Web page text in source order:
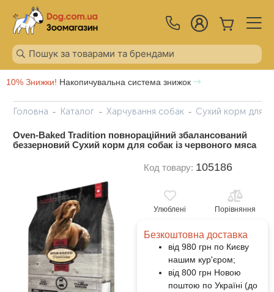
10% Знижки! Накопичувальна система знижок
Головна Каталог Харчування собак Сухий корм для
Oven-Baked Tradition повнораційний збалансований
беззерновий Сухий корм для собак із червоного мяса
Код товару: 105186
Улюблені Порівняння
Безкоштовна доставка
від 980 грн по Києву
нашим кур'єром;
від 800 грн Новою
поштою по Україні (до